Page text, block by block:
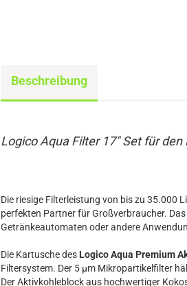
Beschreibung
Logico Aqua Filter 17" Set für
Die riesige Filterleistung von bis zu 35.000
perfekten Partner für Großverbraucher.
Getränkeautomaten oder andere
Die Kartusche des Logico Aqua Premium
Filtersystem. Der 5 µm Mikropartikelfilter
Der Aktivkohleblock aus hochwertiger